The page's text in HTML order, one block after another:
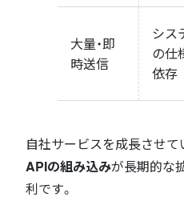
大量・即
時送信
シス
の仕
依存
自社サービスを成長させて
APIの組み込みが長期的な
利です。